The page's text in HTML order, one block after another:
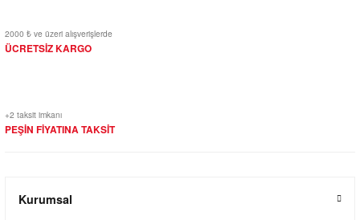
2000 ₺ ve üzeri alışverişlerde
ÜCRETSİZ KARGO
+2 taksit imkanı
PEŞİN FİYATINA TAKSİT
Kurumsal